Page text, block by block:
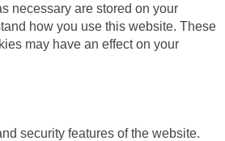
necessary are stored on your
how you use this website. These
may have an effect on your
security features of the website.